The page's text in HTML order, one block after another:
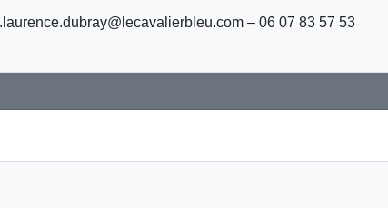
– 06 07 83 57 53